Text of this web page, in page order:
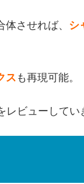
体させれば、 シ
スも再現可能。
ビューしてい